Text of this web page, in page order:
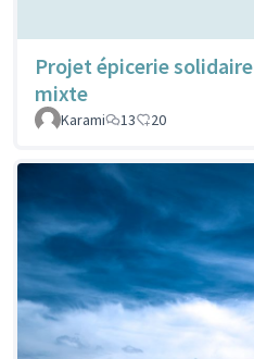
Projet épicerie solidaire
mixte
Karami
13 20